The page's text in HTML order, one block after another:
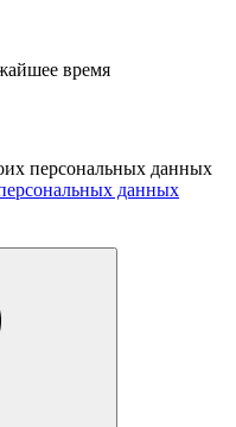
время
персональных данных
данных